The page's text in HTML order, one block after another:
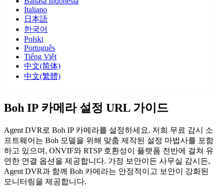
Italiano
日本語
한국어
Polski
Português
Tiếng Việt
中文(简体)
中文(繁體)
Boh IP 카메라 설정 URL 가이드
Agent DVR로 Boh IP 카메라를 설정하세요. 저희 무료 감시 소
프트웨어는 Boh 모델을 위해 맞춤 제작된 설정 마법사를 포함
하고 있으며, ONVIF와 RTSP 호환성이 플랫폼 전반에 걸쳐 유
연한 연결 옵션을 제공합니다. 가정 보안이든 사무실 감시든,
Agent DVR과 함께 Boh 카메라는 안정적이고 보안이 강화된
모니터링을 제공합니다.